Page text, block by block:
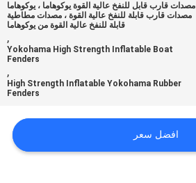
مصدات قارب قابل للنفخ عالية القوة يوكوهاما ، يوكوهاما
مصدات قارب قابلة للنفخ عالية القوة ، مصدات مطاطية
قابلة للنفخ عالية القوة من يوكوهاما
,
Yokohama High Strength Inflatable Boat
Fenders
,
High Strength Inflatable Yokohama Rubber
Fenders
افضل سعر